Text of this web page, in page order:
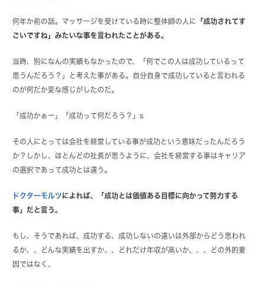
何年か前の話。マッサージを受けている時に整体師の人に 「成功されてす
ごいですね」みたいな事を言われたことがある。
当時、別になんの実績もなかったので、「何でこの人は成功しているって
思うんだろう？」と考えた事がある。自分自身で成功していると言われる
のが何だか変な感じがしたのだ。
「成功かぁー」「成功って何だろう？」s
その人にとっては会社を経営している事が成功という意味だったんだろう
か？しかし、ほとんどの社長が思うように、会社を経営する事はキャリア
の選択であって成功とは違う。
ドクターモルツによれば、「成功とは価値ある目標に向かって努力する
事」だと言う。
もし、そうであれば、成功する、成功しないの違いは外部からどう思われ
るか、、どんな実績を出すか、、どれだけ年収が高いか、、、どの外的要
因ではなく、